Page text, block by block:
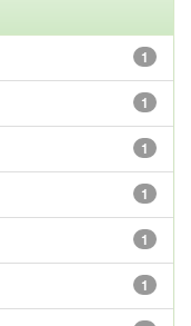
1
1
1
1
1
1